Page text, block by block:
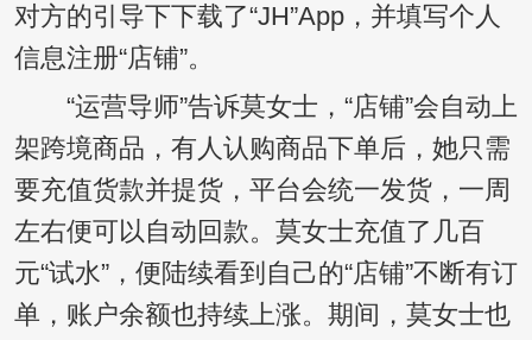
对方的引导下下载了“JH”App，并填写个人
信息注册“店铺”。
“运营导师”告诉莫女士，“店铺”会自动上
架跨境商品，有人认购商品下单后，她只需
要充值货款并提货，平台会统一发货，一周
左右便可以自动回款。莫女士充值了几百
元“试水”，便陆续看到自己的“店铺”不断有订
单，账户余额也持续上涨。期间，莫女士也